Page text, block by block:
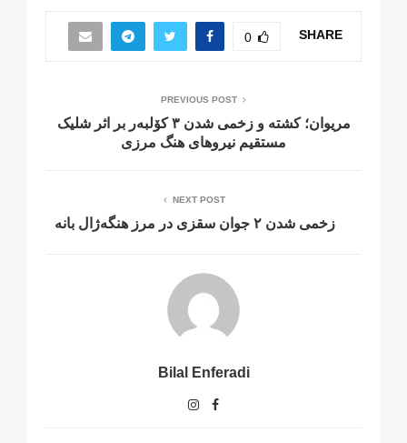
SHARE
0
PREVIOUS POST
مریوان؛ کشته و زخمی شدن ٣ کۆلبەر بر اثر شلیک
مستقیم نیروهای هنگ مرزی
NEXT POST
زخمی شدن ۲ جوان سقزی در مرز هنگەژال بانه
Bilal Enferadi